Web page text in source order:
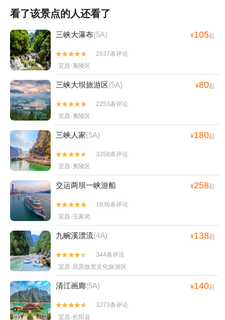
看了该景点的人还看了
三峡大瀑布(5A) ¥105起


2637条评论
宜昌·夷陵区
三峡大坝旅游区(5A) ¥80起


2253条评论
宜昌·夷陵区
三峡人家(5A) ¥180起


3358条评论
宜昌·夷陵区
交运两坝一峡游船 ¥258起


1836条评论
宜昌·伍家岗
九畹溪漂流(4A) ¥138起


344条评论
宜昌·屈原故里文化旅游区
清江画廊(5A) ¥140起


3273条评论
宜昌·长阳县